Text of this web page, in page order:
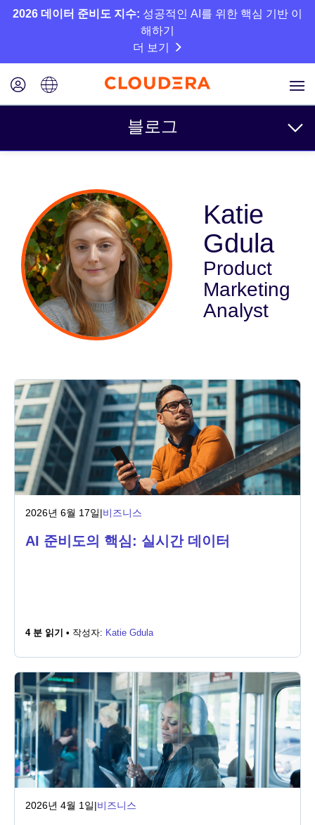
2026 데이터 준비도 지수: 성공적인 AI를 위한 핵심 기반 이
해하기
더 보기
블로그
비즈니스
기술
파트너
문화
제조
보험
통신
기술
교육
뉴스룸
Katie
Gdula
Product
Marketing
Analyst
2026년 6월 17일|비즈니스
AI 준비도의 핵심: 실시간 데이터
4 분 읽기 • 작성자: Katie Gdula
2026년 4월 1일|비즈니스